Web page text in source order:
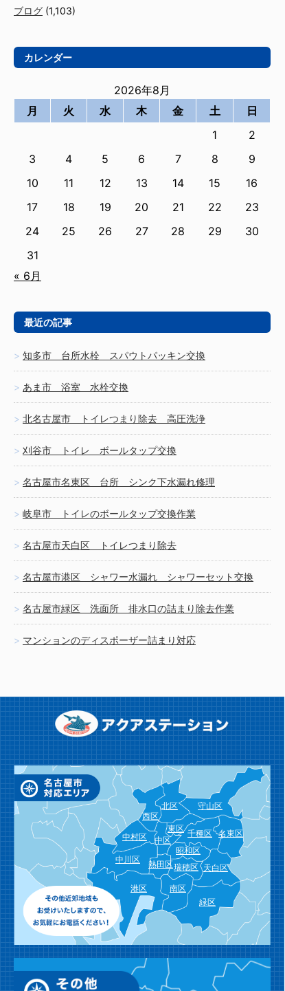
ブログ (1,103)
カレンダー
2026年8月
月
火 水 木 金 土
日
1
2
3
4 5 6 7 8
9
10
11 12 13 14 15
16
17
18 19 20 21 22
23
24
25 26 27 28 29
30
31
« 6月
最近の記事
知多市 台所水栓 スパウトパッキン交換
あま市 浴室 水栓交換
北名古屋市 トイレつまり除去 高圧洗浄
刈谷市 トイレ ボールタップ交換
名古屋市名東区 台所 シンク下水漏れ修理
岐阜市 トイレのボールタップ交換作業
名古屋市天白区 トイレつまり除去
名古屋市港区 シャワー水漏れ シャワーセット交換
名古屋市緑区 洗面所 排水口の詰まり除去作業
マンションのディスポーザー詰まり対応
北区
西区
守山区
東区 名東区
千種区
中区
中村区
昭和区
天白区
瑞穂区
熱田区
中川区
緑区
南区
港区